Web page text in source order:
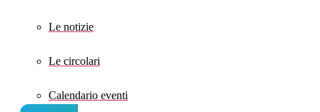
Le notizie
Le circolari
Calendario eventi